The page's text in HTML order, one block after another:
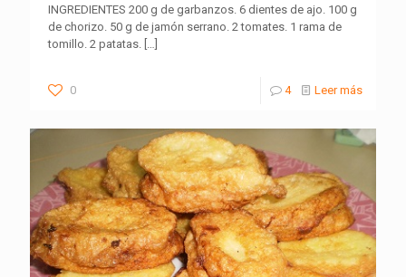
INGREDIENTES 200 g de garbanzos. 6 dientes de ajo. 100 g
de chorizo. 50 g de jamón serrano. 2 tomates. 1 rama de
tomillo. 2 patatas. […]
0 4 Leer más